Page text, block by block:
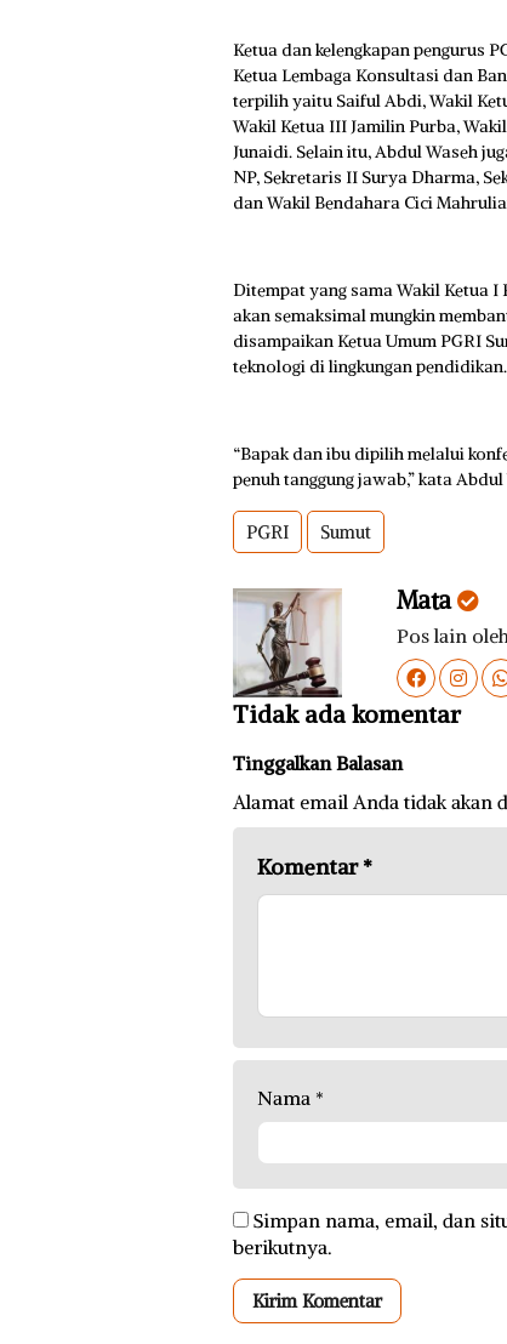
Ketua dan kelengkapan pengurus
Ketua Lembaga Konsultasi dan
terpilih yaitu Saiful Abdi, Wakil
Wakil Ketua III Jamilin Purba,
Junaidi. Selain itu, Abdul Waseh
NP, Sekretaris II Surya Dharma,
dan Wakil Bendahara Cici
Ditempat yang sama Wakil Ketua
akan semaksimal mungkin
disampaikan Ketua Umum PGRI
teknologi di lingkungan pendidikan.
“Bapak dan ibu dipilih melalui
penuh tanggung jawab,” kata
PGRI Sumut
Mata
Pos lain
Tidak ada komentar
Tinggalkan Balasan
Alamat email Anda tidak akan
Komentar*
Nama *
Simpan nama, email, dan
berikutnya.